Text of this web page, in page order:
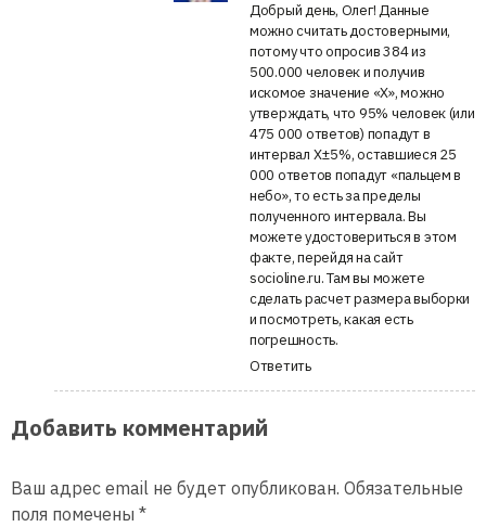
Добрый день, Олег! Данные
можно считать достоверными,
потому что опросив 384 из
500.000 человек и получив
искомое значение «Х», можно
утверждать, что 95% человек (или
475 000 ответов) попадут в
интервал Х±5%, оставшиеся 25
000 ответов попадут «пальцем в
небо», то есть за пределы
полученного интервала. Вы
можете удостовериться в этом
факте, перейдя на сайт
socioline.ru. Там вы можете
сделать расчет размера выборки
и посмотреть, какая есть
погрешность.
Ответить
Добавить комментарий
Ваш адрес email не будет опубликован. Обязательные
поля помечены *